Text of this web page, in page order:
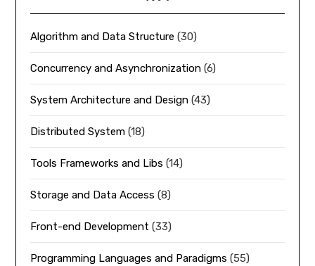
Algorithm and Data Structure (30)
Concurrency and Asynchronization (6)
System Architecture and Design (43)
Distributed System (18)
Tools Frameworks and Libs (14)
Storage and Data Access (8)
Front-end Development (33)
Programming Languages and Paradigms (55)